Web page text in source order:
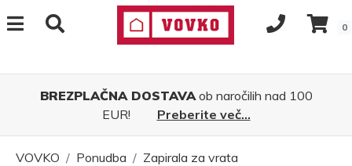
0
BREZPLAČNA DOSTAVAob naročilih nad 100
EUR!
Preberite več...
VOVKO Ponudba
Zapirala za vrata